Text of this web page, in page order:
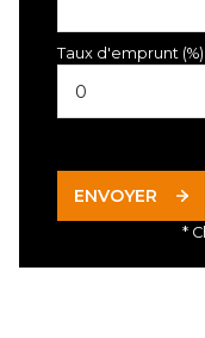
Taux d'emprunt (%)
ENVOYER
*